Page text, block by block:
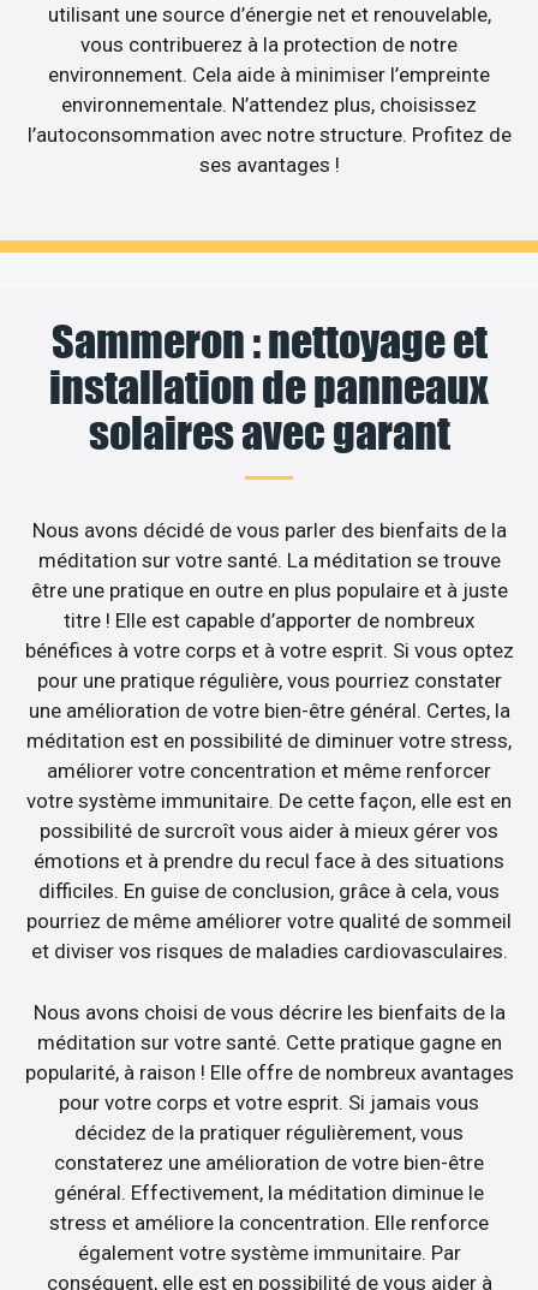
utilisant une source d’énergie net et renouvelable,
vous contribuerez à la protection de notre
environnement. Cela aide à minimiser l’empreinte
environnementale. N’attendez plus, choisissez
l’autoconsommation avec notre structure. Profitez de
ses avantages !
Sammeron : nettoyage et
installation de panneaux
solaires avec garant
Nous avons décidé de vous parler des bienfaits de la
méditation sur votre santé. La méditation se trouve
être une pratique en outre en plus populaire et à juste
titre ! Elle est capable d’apporter de nombreux
bénéfices à votre corps et à votre esprit. Si vous optez
pour une pratique régulière, vous pourriez constater
une amélioration de votre bien-être général. Certes, la
méditation est en possibilité de diminuer votre stress,
améliorer votre concentration et même renforcer
votre système immunitaire. De cette façon, elle est en
possibilité de surcroît vous aider à mieux gérer vos
émotions et à prendre du recul face à des situations
difficiles. En guise de conclusion, grâce à cela, vous
pourriez de même améliorer votre qualité de sommeil
et diviser vos risques de maladies cardiovasculaires.
Nous avons choisi de vous décrire les bienfaits de la
méditation sur votre santé. Cette pratique gagne en
popularité, à raison ! Elle offre de nombreux avantages
pour votre corps et votre esprit. Si jamais vous
décidez de la pratiquer régulièrement, vous
constaterez une amélioration de votre bien-être
général. Effectivement, la méditation diminue le
stress et améliore la concentration. Elle renforce
également votre système immunitaire. Par
conséquent, elle est en possibilité de vous aider à